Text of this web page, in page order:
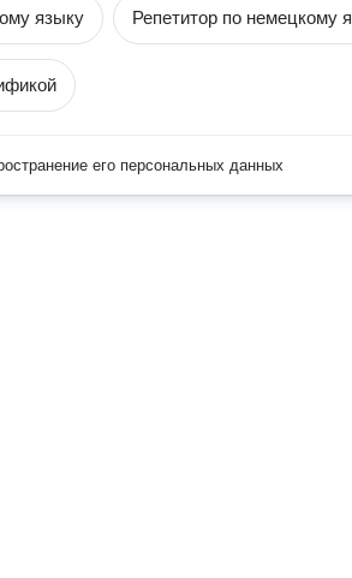
языку Репетитор по немецкому
его персональных данных